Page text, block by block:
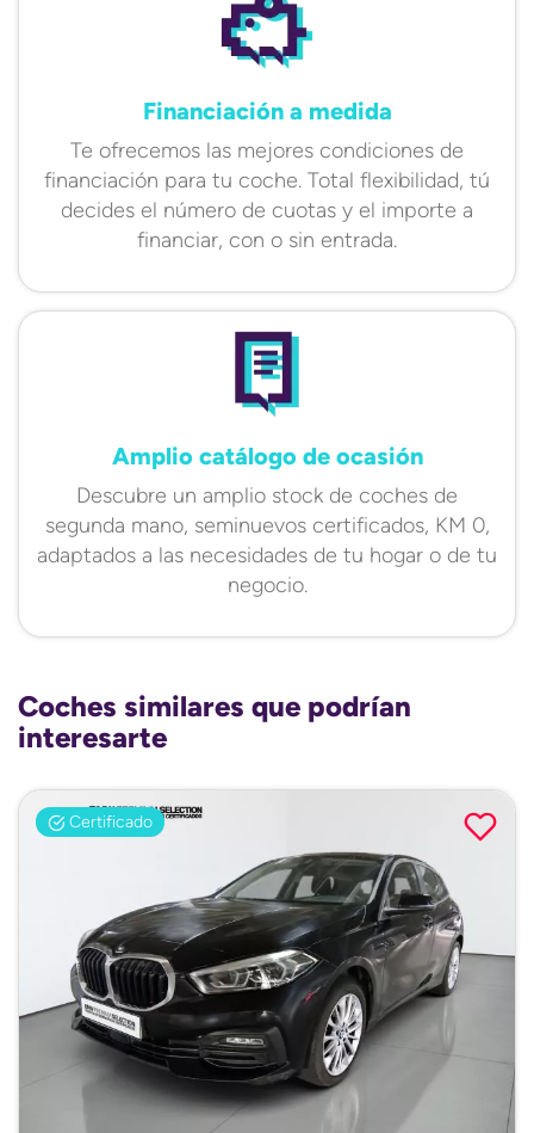
Financiación a medida
Te ofrecemos las mejores condiciones de
financiación para tu coche. Total flexibilidad, tú
decides el número de cuotas y el importe a
financiar, con o sin entrada.
Amplio catálogo de ocasión
Descubre un amplio stock de coches de
segunda mano, seminuevos certificados, KM 0,
adaptados a las necesidades de tu hogar o de tu
negocio.
Coches similares que podrían
interesarte
Certificado